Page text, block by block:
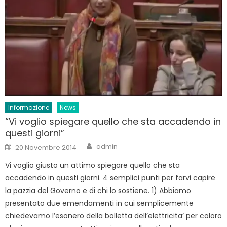
Informazione News
“Vi voglio spiegare quello che sta accadendo in
questi giorni”
Posted
on
20 Novembre 2014 Author
admin
Vi voglio giusto un attimo spiegare quello che sta
accadendo in questi giorni. 4 semplici punti per farvi capire
la pazzia del Governo e di chi lo sostiene. 1) Abbiamo
presentato due emendamenti in cui semplicemente
chiedevamo l’esonero della bolletta dell’elettricita’ per coloro